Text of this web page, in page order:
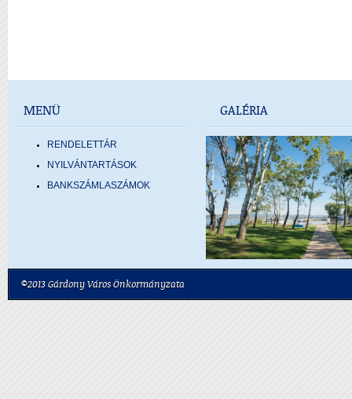
MENÜ
RENDELETTÁR
NYILVÁNTARTÁSOK
BANKSZÁMLASZÁMOK
GALÉRIA
©2013 Gárdony Város Önkormányzata